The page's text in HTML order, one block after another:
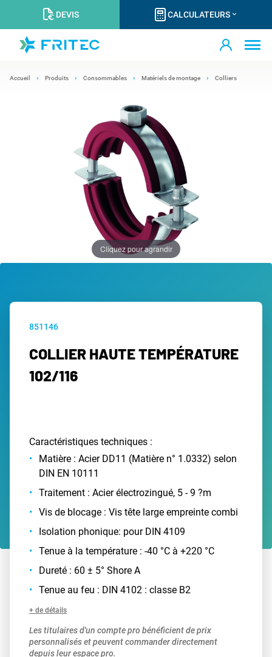
DEVIS CALCULATEURS
Accueil Produits Consommables Matériels de montage Colliers
Cliquez pour agrandir
851146
COLLIER HAUTE TEMPÉRATURE
102/116
Caractéristiques techniques :
Matière : Acier DD11 (Matière n° 1.0332) selon
DIN EN 10111
Traitement : Acier électrozingué, 5 - 9 ?m
Vis de blocage : Vis tête large empreinte combi
Isolation phonique: pour DIN 4109
Tenue à la température : -40 °C à +220 °C
Dureté : 60 ± 5° Shore A
Tenue au feu : DIN 4102 : classe B2
+ de détails
Les titulaires d'un compte pro bénéficient de prix
personnalisés et peuvent commander directement
depuis leur espace pro.